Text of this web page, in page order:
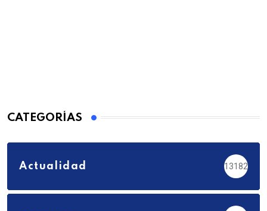
CATEGORÍAS
Actualidad 13182